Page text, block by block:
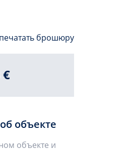
брошюру
€
объекте
объекте и